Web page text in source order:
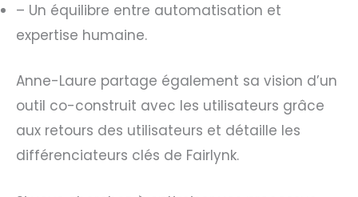
– Un équilibre entre automatisation et
expertise humaine.
Anne-Laure partage également sa vision d’un
outil co-construit avec les utilisateurs grâce
aux retours des utilisateurs et détaille les
différenciateurs clés de Fairlynk.